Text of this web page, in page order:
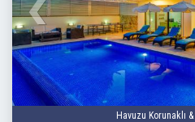
2+1
Havuzu Korunaklı